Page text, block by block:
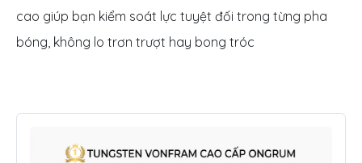
cao giúp bạn kiểm soát lực tuyệt đối trong từng pha
bóng, không lo trơn trượt hay bong tróc